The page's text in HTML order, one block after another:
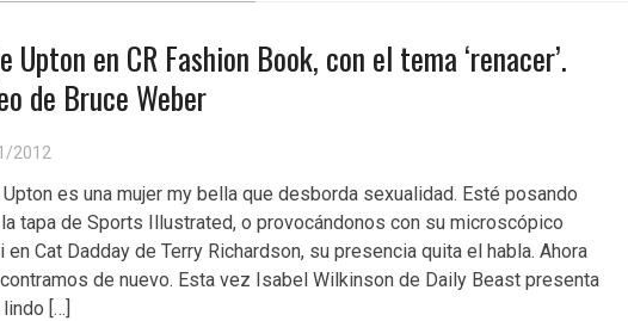
Upton en CR Fashion Book, con el tema ‘renacer’.
de Bruce Weber
2012
Upton es una mujer my bella que desborda sexualidad. Esté posando
tapa de Sports Illustrated, o provocándonos con su microscópico
en Cat Dadday de Terry Richardson, su presencia quita el habla. Ahora
de nuevo. Esta vez Isabel Wilkinson de Daily Beast presenta
[…]